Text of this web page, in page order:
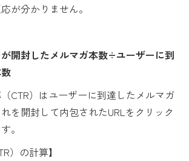
が分かりません。
開封したメルマガ本数÷ユーザーに到
CTR）はユーザーに到達したメルマガ
を開封して内包されたURLをクリック
。
）の計算】